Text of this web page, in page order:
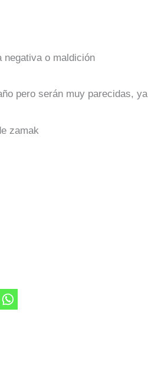
negativa o maldición
pero serán muy parecidas, ya
zamak